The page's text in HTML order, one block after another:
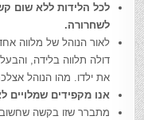
לכל הלידות ללא שום
לשחרורה.
לאור הנוהל של מלווה
דולה תלווה בלידה,
את ילדו. מהו הנוהל
אנו מקפידים שמלויים
מתברר שזו בקשה שחשובה